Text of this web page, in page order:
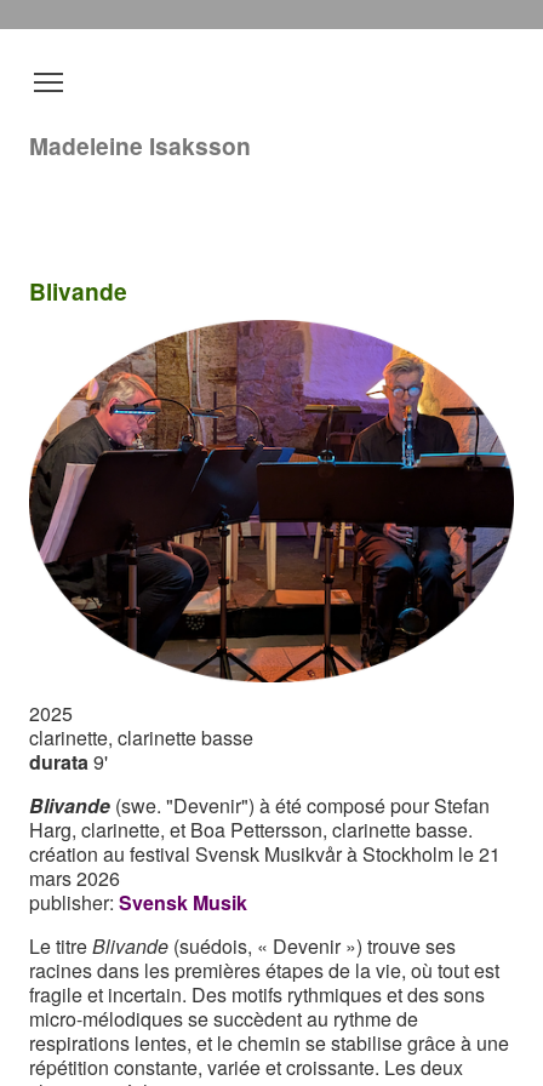
Madeleine Isaksson
Blivande
2025
clarinette, clarinette basse
durata9'
Blivande (swe. "Devenir") à été composé pour Stefan
Harg, clarinette, et Boa Pettersson, clarinette basse.
création au festival Svensk Musikvår à Stockholm le 21
mars 2026
publisher: Svensk Musik
Le titreBlivande (suédois, « Devenir ») trouve ses
racines dans les premières étapes de la vie, où tout est
fragile et incertain. Des motifs rythmiques et des sons
micro-mélodiques se succèdent au rythme de
respirations lentes, et le chemin se stabilise grâce à une
répétition constante, variée et croissante. Les deux